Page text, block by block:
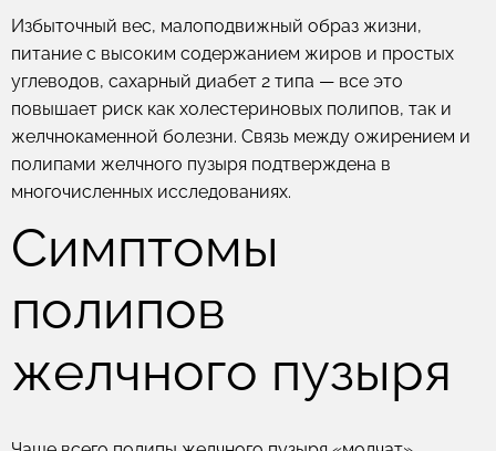
Избыточный вес, малоподвижный образ жизни,
питание с высоким содержанием жиров и простых
углеводов, сахарный диабет 2 типа — все это
повышает риск как холестериновых полипов, так и
желчнокаменной болезни. Связь между ожирением и
полипами желчного пузыря подтверждена в
многочисленных исследованиях.
Симптомы
полипов
желчного пузыря